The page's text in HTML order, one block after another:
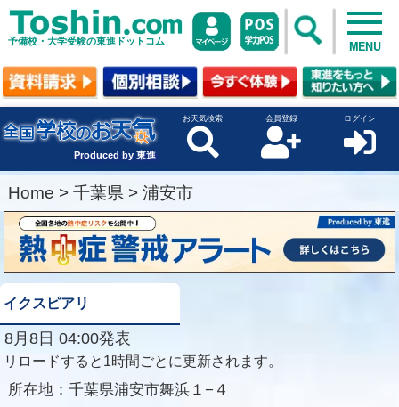
予備校・大学受験の東進ドットコム MENU
Produced by 東進
お天気検索 会員登録 ログイン
Home > 千葉県 > 浦安市
イクスピアリ
8月8日 04:00発表
リロードすると1時間ごとに更新されます。
所在地： 千葉県浦安市舞浜１−４